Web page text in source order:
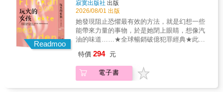
人、社群帳號、警方卷宗全都以不同姓名稱呼
「他」。在社群平台上，「他」過著人人稱羨
的生活，出沒奢華派對、坐擁私人飛機。等
「他」的屍體從海灣被打撈起來後，警方卻查
不出「他」真實的身分。薇拉受邀參加的網紅
派對上，也沒有真正認識「他」的人。這位死
者究竟是誰？「他」的人生究竟藏了多少張面
具？名偵探薇拉決定親自出馬，運用獨門的
「謀殺案凶手公式」鎖定三名嫌疑人，並以邀
約晚餐為名，把嫌犯全數請到家中，再趁眾人
可以來換？過去並未真正死去，只是蟄伏暗
處，等待最致命的時機本書特色《密林遺骨》
是伊凡和芮爾這對警探搭檔的第二起案件。故
事跨越三個世代緩緩展開，以複雜的方式曲折
迂迴，一層層剝開重重面紗，讓我們先窺見一
墨瑞河孕育而生的獨特文化和生態，也在作者
成就，也是千禧三部曲如此成功的原因之一。
──《瑞典日報》 ★從《龍紋身的女孩》、《玩
火的女孩》至本書，感覺沒變，只是更有氣
魄……隨著時間的逝去，我們有一天終究會遺
忘小說中的細節，然而閱讀的震撼與繚繞卻會
永恆地烙印在心底，久久不散。──余小芳（暨
說真是太驚嘆了！「千禧三部曲」肯定會在出
版史上留下一席之地。特別是《直搗蜂窩的女
孩》，更是飛車從最高峰直轉急下最驚心動魄
Readmoo
寂寞出版社 出版
2026/08/01 出版
她發現阻止恐懼最有效的方法，就是幻想一些
能帶來力量的事物，於是她閉上眼睛，想像汽
油的味道……★全球暢銷破億犯罪經典★此生
把犯罪小說寫成了「全球文化現象」讓「莎蘭
德」成為每個世代都想詮釋的現象級IP！繼瑞
典三部曲電影、大衛‧芬奇好萊塢電影之後，英
特價 294 元
電子書